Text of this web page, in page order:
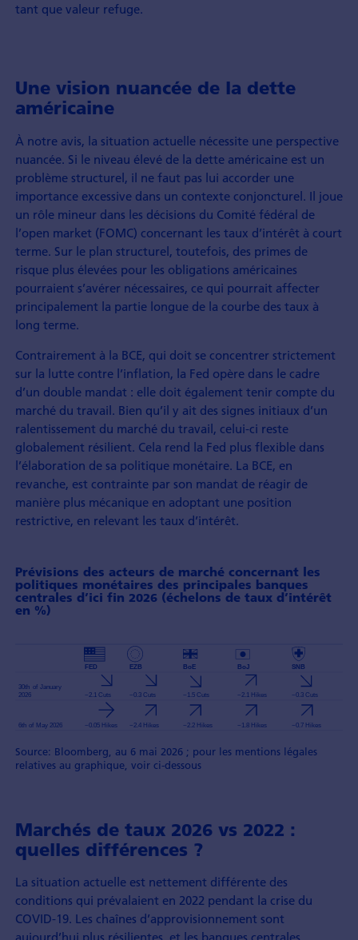
tant que valeur refuge.
Une vision nuancée de la dette
américaine
À notre avis, la situation actuelle nécessite une perspective
nuancée. Si le niveau élevé de la dette américaine est un
problème structurel, il ne faut pas lui accorder une
importance excessive dans un contexte conjoncturel. Il joue
un rôle mineur dans les décisions du Comité fédéral de
l’open market (FOMC) concernant les taux d’intérêt à court
terme. Sur le plan structurel, toutefois, des primes de
risque plus élevées pour les obligations américaines
pourraient s’avérer nécessaires, ce qui pourrait affecter
principalement la partie longue de la courbe des taux à
long terme.
Contrairement à la BCE, qui doit se concentrer strictement
sur la lutte contre l’inflation, la Fed opère dans le cadre
d’un double mandat : elle doit également tenir compte du
marché du travail. Bien qu’il y ait des signes initiaux d’un
ralentissement du marché du travail, celui-ci reste
globalement résilient. Cela rend la Fed plus flexible dans
l’élaboration de sa politique monétaire. La BCE, en
revanche, est contrainte par son mandat de réagir de
manière plus mécanique en adoptant une position
restrictive, en relevant les taux d’intérêt.
Prévisions des acteurs de marché concernant les
politiques monétaires des principales banques
centrales d’ici fin 2026 (échelons de taux d’intérêt
en %)
Source: Bloomberg, au 6 mai 2026 ; pour les mentions légales
relatives au graphique, voir ci-dessous
Marchés de taux 2026 vs 2022 :
quelles différences ?
La situation actuelle est nettement différente des
conditions qui prévalaient en 2022 pendant la crise du
COVID-19. Les chaînes d’approvisionnement sont